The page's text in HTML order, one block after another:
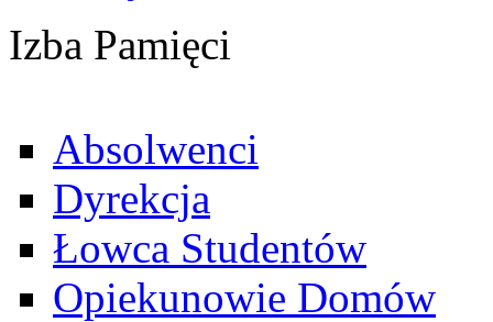
Izba Pamięci
Absolwenci
Dyrekcja
Łowca Studentów
Opiekunowie Domów